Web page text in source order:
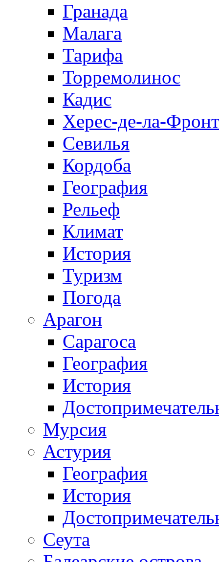
Гранада
Малага
Тарифа
Торремолинос
Кадис
Херес-де-ла-
Севилья
Кордоба
География
Рельеф
Климат
История
Туризм
Погода
Арагон
Сарагоса
География
История
Мурсия
Астурия
География
История
Сеута